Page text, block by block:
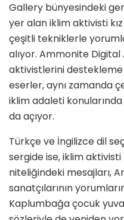
Gallery bünyesindeki
yer alan iklim aktivisti kız
çeşitli tekniklerle
alıyor. Ammonite
aktivistlerini destekleme
eserler, aynı zamanda
iklim adaleti
da açıyor.
Türkçe ve İngilizce dil
sergide ise, iklim aktivisti
niteliğindeki mesajları,
sanatçılarının
Kaplumbağa çocuk